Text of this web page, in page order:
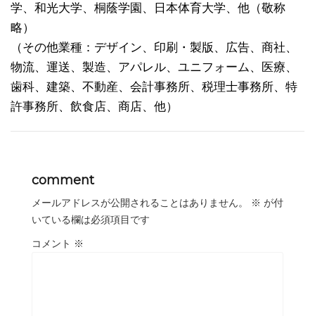
学、和光大学、桐蔭学園、日本体育大学、他（敬称
略）
（その他業種：デザイン、印刷・製版、広告、商社、
物流、運送、製造、アパレル、ユニフォーム、医療、
歯科、建築、不動産、会計事務所、税理士事務所、特
許事務所、飲食店、商店、他）
comment
メールアドレスが公開されることはありません。 ※ が付
いている欄は必須項目です
コメント ※